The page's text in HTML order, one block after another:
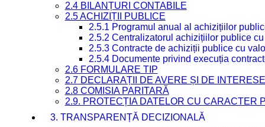
2.4 BILANȚURI CONTABILE
2.5 ACHIZIȚII PUBLICE
2.5.1 Programul anual al achizițiilor
2.5.2 Centralizatorul achizițiilor publice
2.5.3 Contracte de achiziții publice cu
2.5.4 Documente privind execuția
2.6 FORMULARE TIP
2.7 DECLARAȚII DE AVERE ȘI DE INTERESE
2.8 COMISIA PARITARĂ
2.9. PROTECȚIA DATELOR CU CARACTER
3. TRANSPARENȚĂ DECIZIONALĂ